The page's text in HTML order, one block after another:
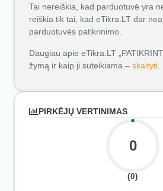
Tai nereiškia, kad parduotuvė yra
reiškia tik tai, kad eTikra.LT dar
parduotuvės patikrinimo.
Daugiau apie eTikra.LT
žymą ir kaip ji suteikiama – skaityti
PIRKĖJŲ VERTINIMAS
0
(0)